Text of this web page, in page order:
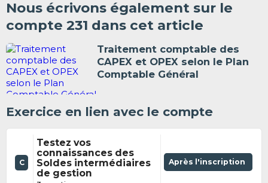
Nous écrivons également sur le
compte 231 dans cet article
Traitement comptable des
CAPEX et OPEX selon le Plan
Comptable Général
Exercice en lien avec le compte
C
Testez vos
connaissances des
Soldes intermédiaires
de gestion
Après l'inscription